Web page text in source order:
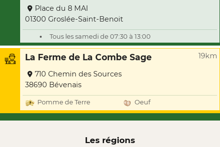
Place du 8 MAI
01300 Groslée-Saint-Benoit
Tous les samedi de 07:30 à 13:00
La Ferme de La Combe Sage 19km
710 Chemin des Sources
38690 Bévenais
Pomme de Terre Oeuf
Les régions